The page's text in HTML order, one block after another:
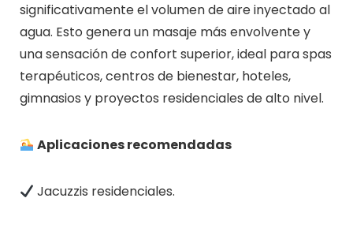
significativamente el volumen de aire inyectado al
agua. Esto genera un masaje más envolvente y
una sensación de confort superior, ideal para spas
terapéuticos, centros de bienestar, hoteles,
gimnasios y proyectos residenciales de alto nivel.
Aplicaciones recomendadas
Jacuzzis residenciales.